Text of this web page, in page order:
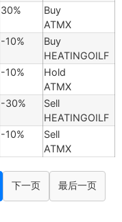
30%
Buy
ATMX
-10%
Buy
HEATINGOILF
-10%
Hold
ATMX
-30%
Sell
HEATINGOILF
-10%
Sell
ATMX
下一页 最后一页